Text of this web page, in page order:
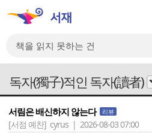
독자(獨子)적인 독자(讀者)
서림은 배신하지 않는다 리뷰
[서점 예찬] cyrus | 2026-08-03 07:00